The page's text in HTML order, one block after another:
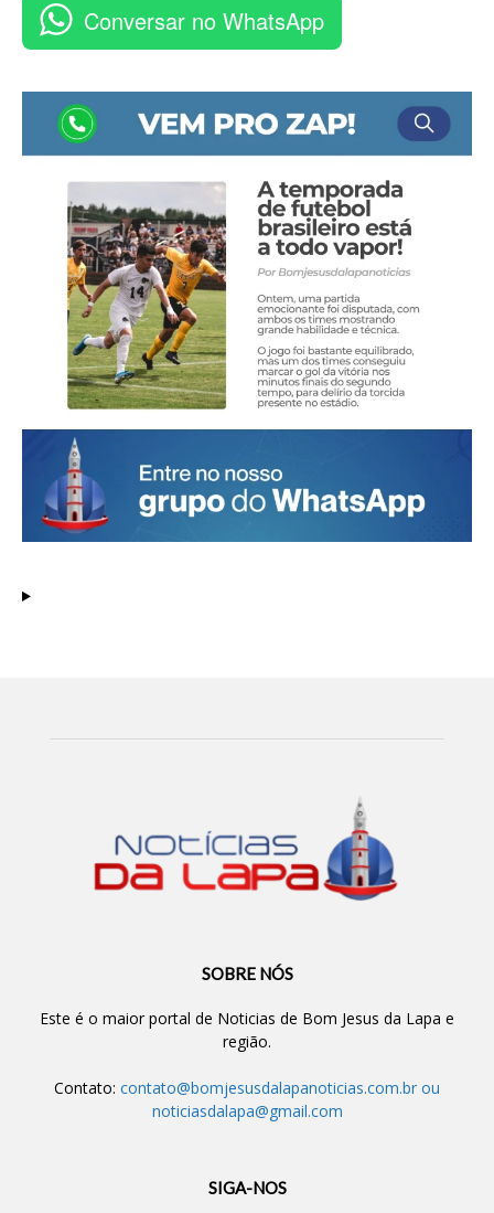
Conversar no WhatsApp
SOBRE NÓS
Este é o maior portal de Noticias de Bom Jesus da Lapa e
região.
Contato: contato@bomjesusdalapanoticias.com.br ou
noticiasdalapa@gmail.com
SIGA-NOS